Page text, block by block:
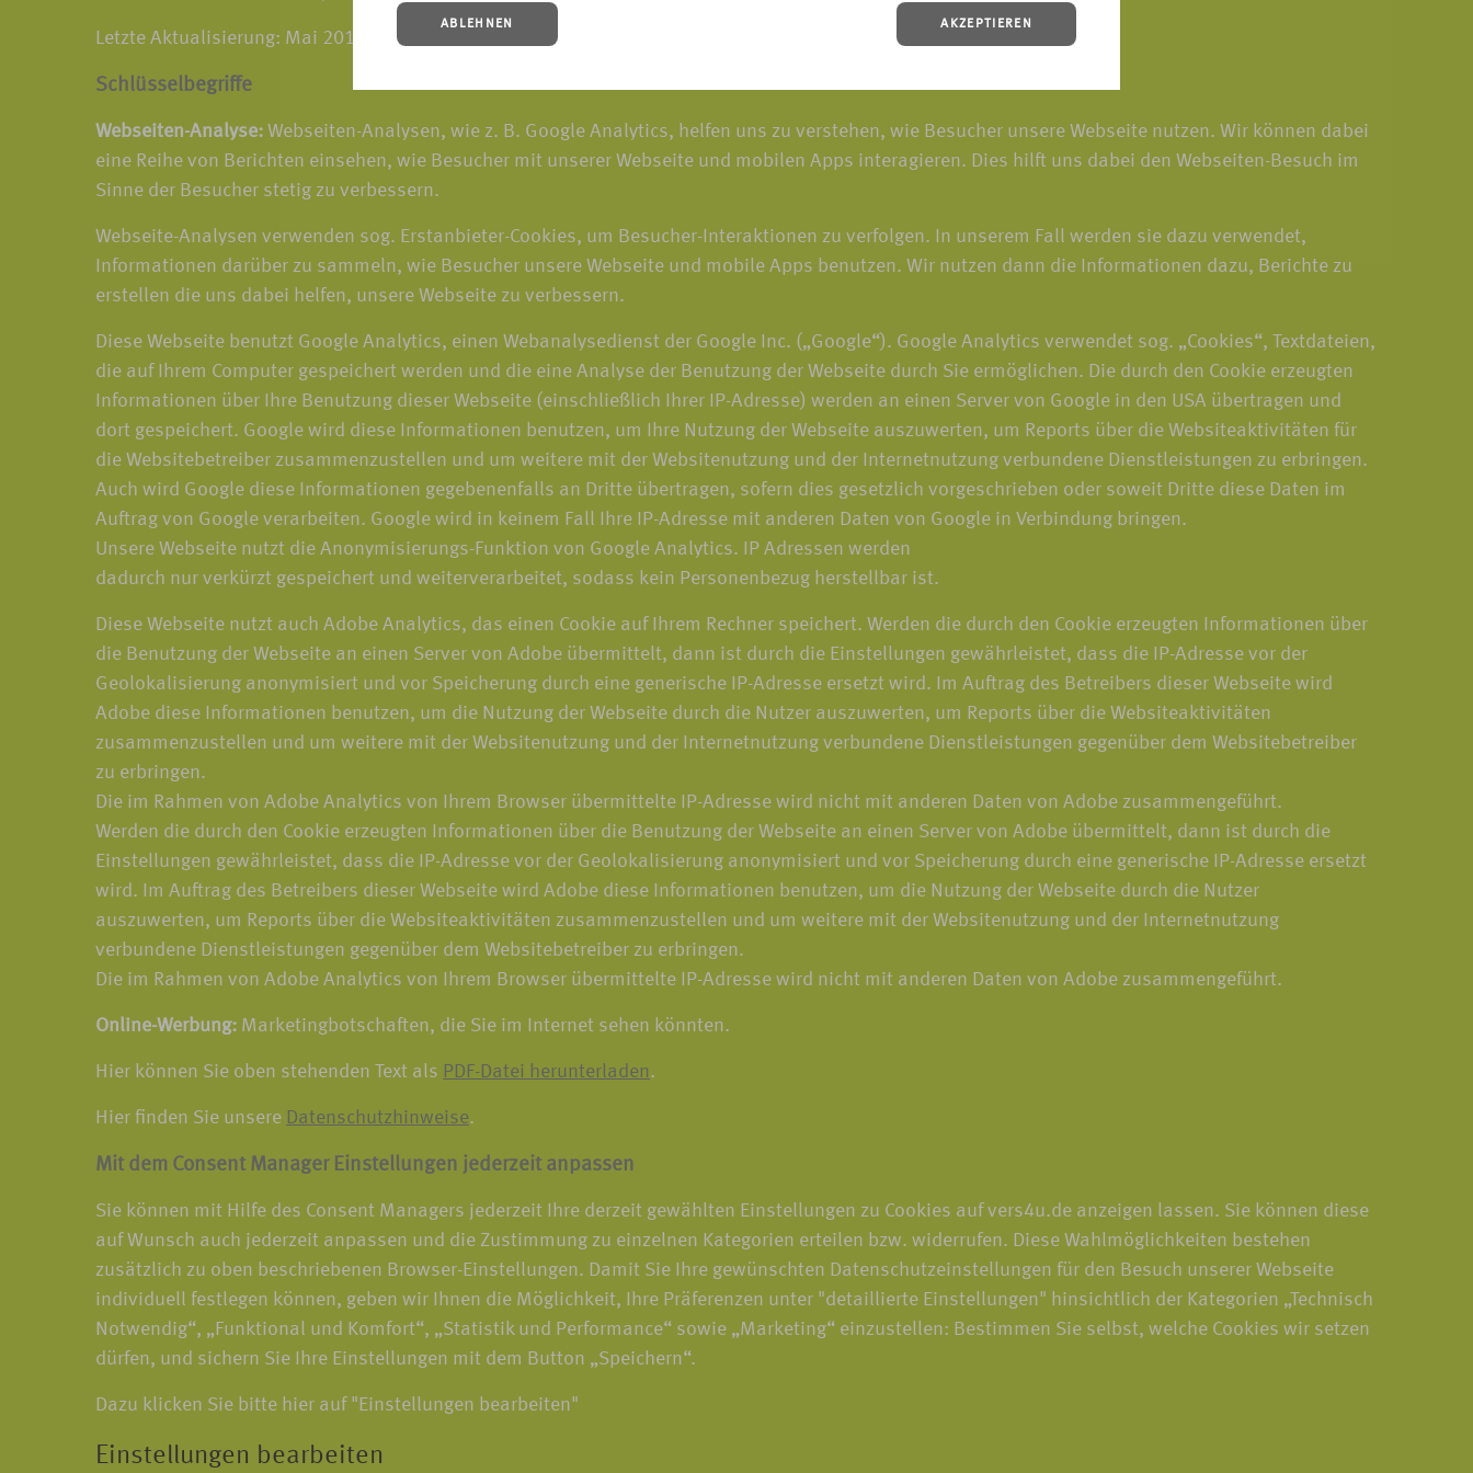
ABLEHNEN AKZEPTIEREN
Letzte Aktualisierung: Mai 2018
Schlüsselbegriffe
Webseiten-Analyse: Webseiten-Analysen, wie z. B. Google Analytics, helfen uns zu verstehen, wie Besucher unsere Webseite nutzen. Wir können dabei
eine Reihe von Berichten einsehen, wie Besucher mit unserer Webseite und mobilen Apps interagieren. Dies hilft uns dabei den Webseiten-Besuch im
Sinne der Besucher stetig zu verbessern.
Webseite-Analysen verwenden sog. Erstanbieter-Cookies, um Besucher-Interaktionen zu verfolgen. In unserem Fall werden sie dazu verwendet,
Informationen darüber zu sammeln, wie Besucher unsere Webseite und mobile Apps benutzen. Wir nutzen dann die Informationen dazu, Berichte zu
erstellen die uns dabei helfen, unsere Webseite zu verbessern.
Diese Webseite benutzt Google Analytics, einen Webanalysedienst der Google Inc. („Google“). Google Analytics verwendet sog. „Cookies“, Textdateien,
die auf Ihrem Computer gespeichert werden und die eine Analyse der Benutzung der Webseite durch Sie ermöglichen. Die durch den Cookie erzeugten
Informationen über Ihre Benutzung dieser Webseite (einschließlich Ihrer IP-Adresse) werden an einen Server von Google in den USA übertragen und
dort gespeichert. Google wird diese Informationen benutzen, um Ihre Nutzung der Webseite auszuwerten, um Reports über die Websiteaktivitäten für
die Websitebetreiber zusammenzustellen und um weitere mit der Websitenutzung und der Internetnutzung verbundene Dienstleistungen zu erbringen.
Auch wird Google diese Informationen gegebenenfalls an Dritte übertragen, sofern dies gesetzlich vorgeschrieben oder soweit Dritte diese Daten im
Auftrag von Google verarbeiten. Google wird in keinem Fall Ihre IP-Adresse mit anderen Daten von Google in Verbindung bringen.
Unsere Webseite nutzt die Anonymisierungs-Funktion von Google Analytics. IP Adressen werden
dadurch nur verkürzt gespeichert und weiterverarbeitet, sodass kein Personenbezug herstellbar ist.
Diese Webseite nutzt auch Adobe Analytics, das einen Cookie auf Ihrem Rechner speichert. Werden die durch den Cookie erzeugten Informationen über
die Benutzung der Webseite an einen Server von Adobe übermittelt, dann ist durch die Einstellungen gewährleistet, dass die IP-Adresse vor der
Geolokalisierung anonymisiert und vor Speicherung durch eine generische IP-Adresse ersetzt wird. Im Auftrag des Betreibers dieser Webseite wird
Adobe diese Informationen benutzen, um die Nutzung der Webseite durch die Nutzer auszuwerten, um Reports über die Websiteaktivitäten
zusammenzustellen und um weitere mit der Websitenutzung und der Internetnutzung verbundene Dienstleistungen gegenüber dem Websitebetreiber
zu erbringen.
Die im Rahmen von Adobe Analytics von Ihrem Browser übermittelte IP-Adresse wird nicht mit anderen Daten von Adobe zusammengeführt.
Werden die durch den Cookie erzeugten Informationen über die Benutzung der Webseite an einen Server von Adobe übermittelt, dann ist durch die
Einstellungen gewährleistet, dass die IP-Adresse vor der Geolokalisierung anonymisiert und vor Speicherung durch eine generische IP-Adresse ersetzt
wird. Im Auftrag des Betreibers dieser Webseite wird Adobe diese Informationen benutzen, um die Nutzung der Webseite durch die Nutzer
auszuwerten, um Reports über die Websiteaktivitäten zusammenzustellen und um weitere mit der Websitenutzung und der Internetnutzung
verbundene Dienstleistungen gegenüber dem Websitebetreiber zu erbringen.
Die im Rahmen von Adobe Analytics von Ihrem Browser übermittelte IP-Adresse wird nicht mit anderen Daten von Adobe zusammengeführt.
Online-Werbung: Marketingbotschaften, die Sie im Internet sehen könnten.
Hier können Sie oben stehenden Text als PDF-Datei herunterladen.
Hier finden Sie unsere Datenschutzhinweise.
Mit dem Consent Manager Einstellungen jederzeit anpassen
Sie können mit Hilfe des Consent Managers jederzeit Ihre derzeit gewählten Einstellungen zu Cookies auf vers4u.de anzeigen lassen. Sie können diese
auf Wunsch auch jederzeit anpassen und die Zustimmung zu einzelnen Kategorien erteilen bzw. widerrufen. Diese Wahlmöglichkeiten bestehen
zusätzlich zu oben beschriebenen Browser-Einstellungen. Damit Sie Ihre gewünschten Datenschutzeinstellungen für den Besuch unserer Webseite
individuell festlegen können, geben wir Ihnen die Möglichkeit, Ihre Präferenzen unter "detaillierte Einstellungen" hinsichtlich der Kategorien „Technisch
Notwendig“, „Funktional und Komfort“, „Statistik und Performance“ sowie „Marketing“ einzustellen: Bestimmen Sie selbst, welche Cookies wir setzen
dürfen, und sichern Sie Ihre Einstellungen mit dem Button „Speichern“.
Dazu klicken Sie bitte hier auf "Einstellungen bearbeiten"
Einstellungen bearbeiten